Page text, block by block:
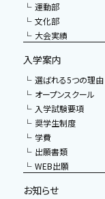
運動部
文化部
大会実績
入学案内
選ばれる5つの理由
オープンスクール
入学試験要項
奨学生制度
学費
出願書類
WEB出願
お知らせ